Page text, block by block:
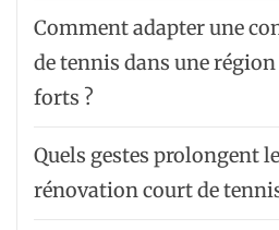
Comment adapter une
de tennis dans une
forts ?
Quels gestes prolongent
rénovation court de